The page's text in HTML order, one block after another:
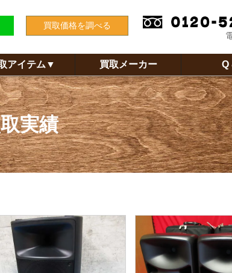
買取価格を調べる
アイテム ▼ 買取メーカー Q
実績